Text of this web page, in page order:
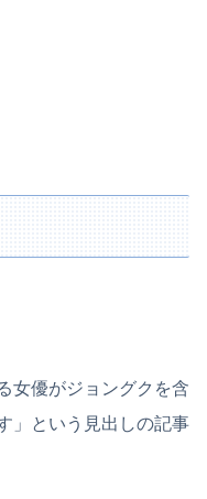
女優がジョングクを含
」という見出しの記事